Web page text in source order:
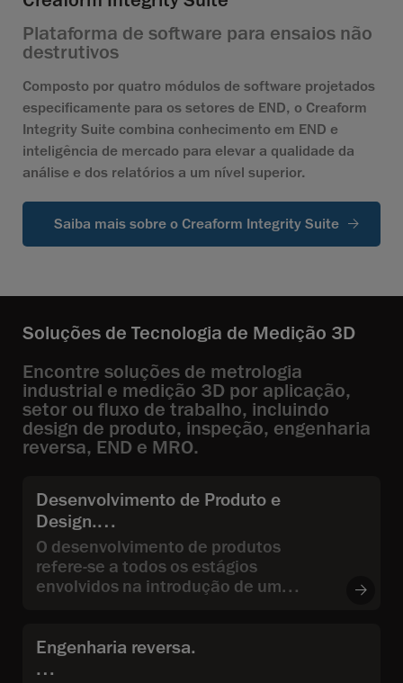
Plataforma de software para ensaios não
destrutivos
Composto por quatro módulos de software projetados
especificamente para os setores de END, o Creaform
Integrity Suite combina conhecimento em END e
inteligência de mercado para elevar a qualidade da
análise e dos relatórios a um nível superior.
Saiba mais sobre o Creaform Integrity Suite
Soluções de Tecnologia de Medição 3D
Encontre soluções de metrologia
industrial e medição 3D por aplicação,
setor ou fluxo de trabalho, incluindo
design de produto, inspeção, engenharia
reversa, END e MRO.
Desenvolvimento de Produto e
Design.
O desenvolvimento de produtos
refere-se a todos os estágios
envolvidos na introdução de um
projeto de engenharia, até o
Engenharia reversa.